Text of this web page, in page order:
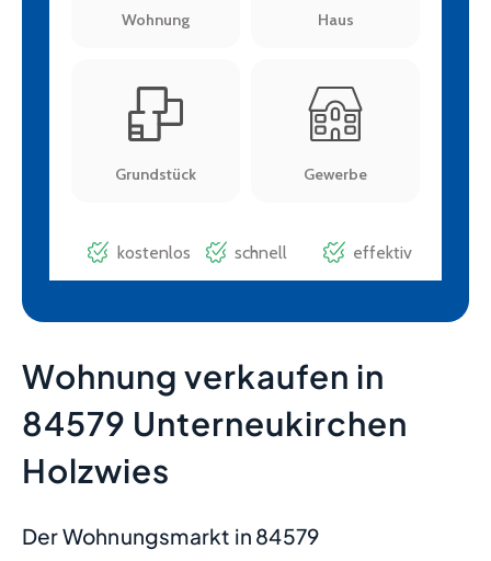
Wohnung verkaufen in
84579 Unterneukirchen
Holzwies
Der Wohnungsmarkt in 84579